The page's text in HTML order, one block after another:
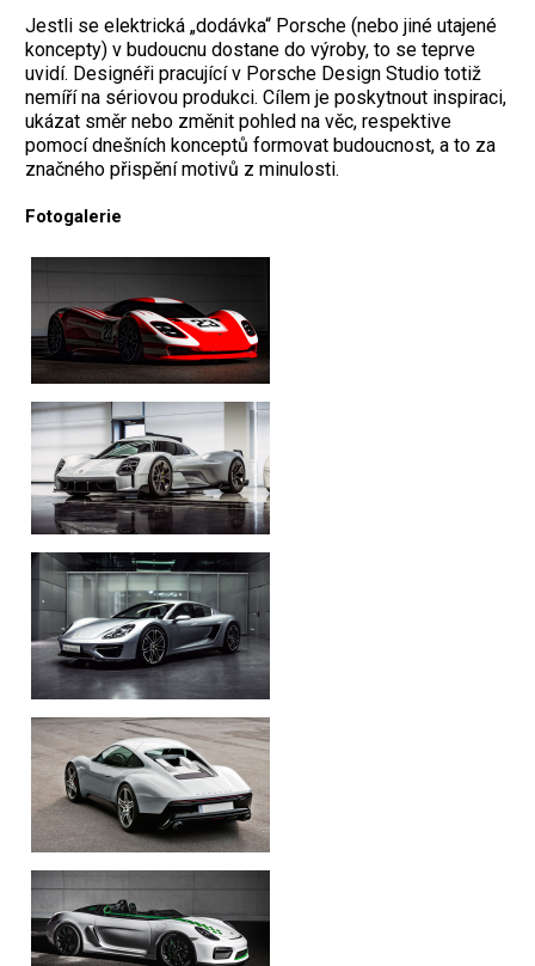
Jestli se elektrická „dodávka“ Porsche (nebo jiné utajené
koncepty) v budoucnu dostane do výroby, to se teprve
uvidí. Designéři pracující v Porsche Design Studio totiž
nemíří na sériovou produkci. Cílem je poskytnout inspiraci,
ukázat směr nebo změnit pohled na věc, respektive
pomocí dnešních konceptů formovat budoucnost, a to za
značného přispění motivů z minulosti.
Fotogalerie